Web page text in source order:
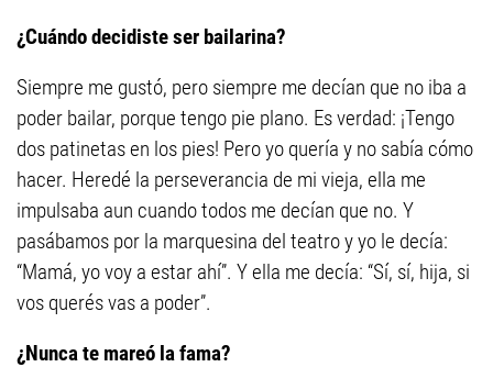
¿Cuándo decidiste ser bailarina?
Siempre me gustó, pero siempre me decían que no iba a
poder bailar, porque tengo pie plano. Es verdad: ¡Tengo
dos patinetas en los pies! Pero yo quería y no sabía cómo
hacer. Heredé la perseverancia de mi vieja, ella me
impulsaba aun cuando todos me decían que no. Y
pasábamos por la marquesina del teatro y yo le decía:
“Mamá, yo voy a estar ahí”. Y ella me decía: “Sí, sí, hija, si
vos querés vas a poder”.
¿Nunca te mareó la fama?